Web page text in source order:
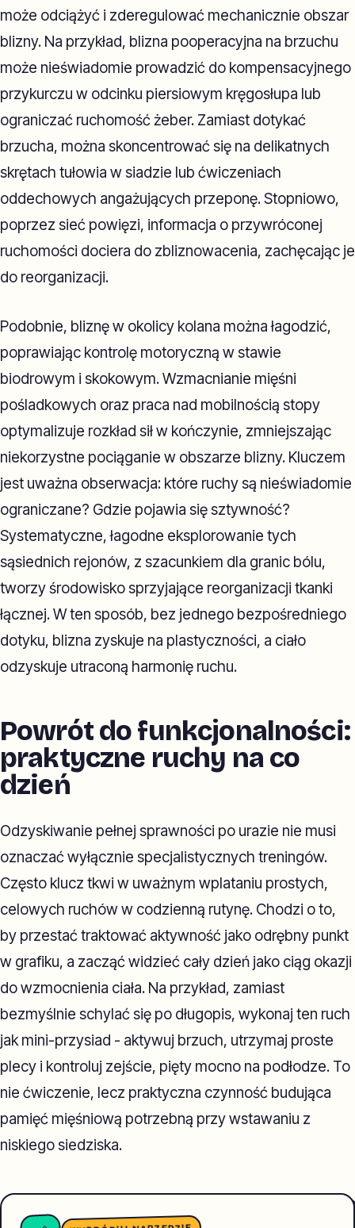
może odciążyć i zderegulować mechanicznie obszar
blizny. Na przykład, blizna pooperacyjna na brzuchu
może nieświadomie prowadzić do kompensacyjnego
przykurczu w odcinku piersiowym kręgosłupa lub
ograniczać ruchomość żeber. Zamiast dotykać
brzucha, można skoncentrować się na delikatnych
skrętach tułowia w siadzie lub ćwiczeniach
oddechowych angażujących przeponę. Stopniowo,
poprzez sieć powięzi, informacja o przywróconej
ruchomości dociera do zbliznowacenia, zachęcając je
do reorganizacji.
Podobnie, bliznę w okolicy kolana można łagodzić,
poprawiając kontrolę motoryczną w stawie
biodrowym i skokowym. Wzmacnianie mięśni
pośladkowych oraz praca nad mobilnością stopy
optymalizuje rozkład sił w kończynie, zmniejszając
niekorzystne pociąganie w obszarze blizny. Kluczem
jest uważna obserwacja: które ruchy są nieświadomie
ograniczane? Gdzie pojawia się sztywność?
Systematyczne, łagodne eksplorowanie tych
sąsiednich rejonów, z szacunkiem dla granic bólu,
tworzy środowisko sprzyjające reorganizacji tkanki
łącznej. W ten sposób, bez jednego bezpośredniego
dotyku, blizna zyskuje na plastyczności, a ciało
odzyskuje utraconą harmonię ruchu.
Powrót do funkcjonalności:
praktyczne ruchy na co
dzień
Odzyskiwanie pełnej sprawności po urazie nie musi
oznaczać wyłącznie specjalistycznych treningów.
Często klucz tkwi w uważnym wplataniu prostych,
celowych ruchów w codzienną rutynę. Chodzi o to,
by przestać traktować aktywność jako odrębny punkt
w grafiku, a zacząć widzieć cały dzień jako ciąg okazji
do wzmocnienia ciała. Na przykład, zamiast
bezmyślnie schylać się po długopis, wykonaj ten ruch
jak mini-przysiad - aktywuj brzuch, utrzymaj proste
plecy i kontroluj zejście, pięty mocno na podłodze. To
nie ćwiczenie, lecz praktyczna czynność budująca
pamięć mięśniową potrzebną przy wstawaniu z
niskiego siedziska.